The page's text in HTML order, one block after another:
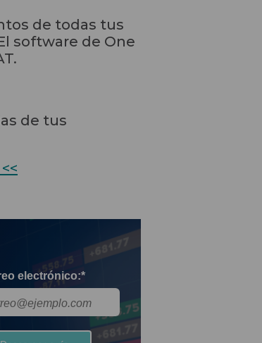
de todas tus
software de One
de tus
electrónico:*